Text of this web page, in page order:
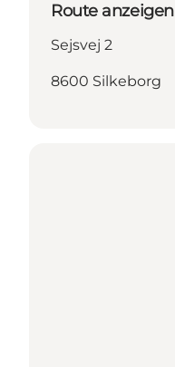
Route anzeigen
Sejsvej 2
8600 Silkeborg